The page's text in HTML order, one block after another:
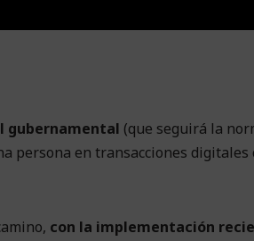
gubernamental (que seguirá la
persona en transacciones digitales
con la implementación